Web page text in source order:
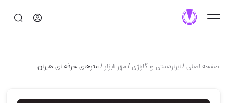
صفحه اصلی/ابزاردستی و گاراژی/مهر ابزار/مترهای حرفه ای هیزان